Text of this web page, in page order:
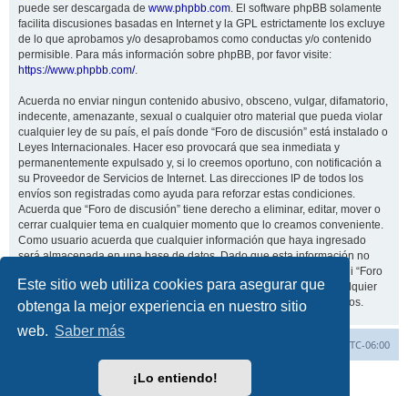
Este sitio web utiliza cookies para asegurar que
obtenga la mejor experiencia en nuestro sitio
web. Saber más
¡Lo entiendo!
puede ser descargada de www.phpbb.com. El software phpBB solamente
facilita discusiones basadas en Internet y la GPL estrictamente los excluye
de lo que aprobamos y/o desaprobamos como conductas y/o contenido
permisible. Para más información sobre phpBB, por favor visite:
https://www.phpbb.com/.
Acuerda no enviar ningun contenido abusivo, obsceno, vulgar, difamatorio,
indecente, amenazante, sexual o cualquier otro material que pueda violar
cualquier ley de su país, el país donde “Foro de discusión” está instalado o
Leyes Internacionales. Hacer eso provocará que sea inmediata y
permanentemente expulsado y, si lo creemos oportuno, con notificación a
su Proveedor de Servicios de Internet. Las direcciones IP de todos los
envíos son registradas como ayuda para reforzar estas condiciones.
Acuerda que “Foro de discusión” tiene derecho a eliminar, editar, mover o
cerrar cualquier tema en cualquier momento que lo creamos conveniente.
Como usuario acuerda que cualquier información que haya ingresado
será almacenada en una base de datos. Dado que esta información no
será compartida con ninguna tercera parte sin su consentimiento, ni “Foro
de discusión” ni phpBB podrán considerarse responsables por cualquier
intento de hacking que conlleve a que los datos sean comprometidos.
UTC-06:00
Desarrollado porphpBB® Forum Software © phpBB Limited